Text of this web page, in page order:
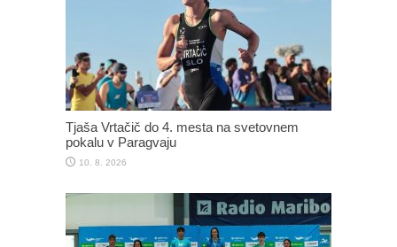
Tjaša Vrtačič do 4. mesta na svetovnem
pokalu v Paragvaju
10. 8. 2026